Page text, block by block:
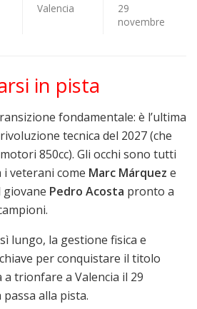
Valencia
29
novembre
in pista
fondamentale: è l’ultima
tecnica del 2027 (che
850cc). Gli occhi sono tutti
veterani come Marc Márquez e
giovane Pedro Acosta pronto a
lungo, la gestione fisica e
per conquistare il titolo
a trionfare a Valencia il 29
alla pista.